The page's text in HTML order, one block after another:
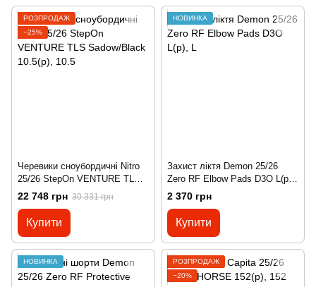
РОЗПРОДАЖ
−25%
Черевики сноубордичні Nitro
25/26 StepOn VENTURE TLS
Sadow/Black 10.5(р), 10.5
22 748 грн 30 331 грн
Купити
НОВИНКА
Захист ліктя Demon 25/26
Zero RF Elbow Pads D3O L(р),
L
2 370 грн
Купити
НОВИНКА
РОЗПРОДАЖ
−20%